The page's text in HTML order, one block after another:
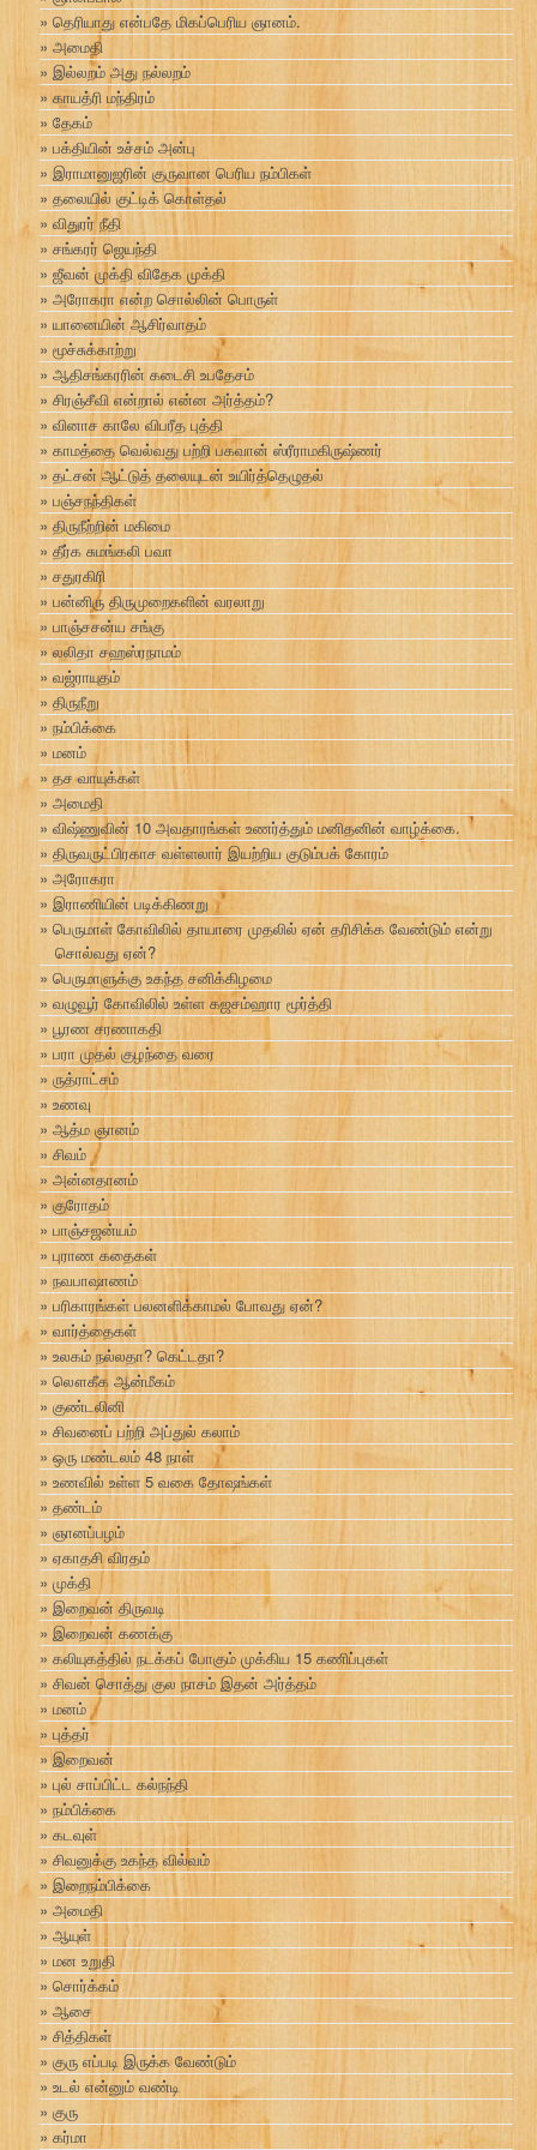
தெரியாது என்பதே மிகப்பெரிய ஞானம்.
அமைதி
இல்லறம் அது நல்லறம்
காயத்ரி மந்திரம்
தேகம்
பக்தியின் உச்சம் அன்பு
இராமானுஜரின் குருவான பெரிய நம்பிகள்
தலையில் குட்டிக் கொள்தல்
விதுரர் நீதி
சங்கரர் ஜெயந்தி
ஜீவன் முக்தி விதேக முக்தி
அரோகரா என்ற சொல்லின் பொருள்
யானையின் ஆசிர்வாதம்
மூச்சுக்காற்று
ஆதிசங்கரரின் கடைசி உபதேசம்
சிரஞ்சீவி என்றால் என்ன அர்த்தம்?
வினாச காலே விபரீத புத்தி
காமத்தை வெல்வது பற்றி பகவான் ஸ்ரீராமகிருஷ்ணர்
தட்சன் ஆட்டுத் தலையுடன் உயிர்த்தெழுதல்
பஞ்சநந்திகள்
திருநீற்றின் மகிமை
தீர்க சுமங்கலி பவா
சதுரகிரி
பன்னிரு திருமுறைகளின் வரலாறு
பாஞ்சசன்ய சங்கு
லலிதா சஹஸ்ரநாமம்
வஜ்ராயுதம்
திருநீறு
நம்பிக்கை
மனம்
தச வாயுக்கள்
அமைதி
விஷ்ணுவின் 10 அவதாரங்கள் உணர்த்தும் மனிதனின் வாழ்க்கை.
திருவருட்பிரகாச வள்ளலார் இயற்றிய குடும்பக் கோரம்
அரோகரா
இராணியின் படிக்கிணறு
பெருமாள் கோவிலில் தாயாரை முதலில் ஏன் தரிசிக்க வேண்டும் என்று
சொல்வது ஏன்?
பெருமாளுக்கு உகந்த சனிக்கிழமை
வழுவூர் கோவிலில் உள்ள கஜசம்ஹார மூர்த்தி
பூரண சரணாகதி
பரா முதல் குழந்தை வரை
ருத்ராட்சம்
உணவு
ஆத்ம ஞானம்
சிவம்
அன்னதானம்
குரோதம்
பாஞ்சஜன்யம்
புராண கதைகள்
நவபாஷாணம்
பரிகாரங்கள் பலனளிக்காமல் போவது ஏன்?
வார்த்தைகள்
உலகம் நல்லதா? கெட்டதா?
லௌகீக ஆன்மீகம்
குண்டலினி
சிவனைப் பற்றி அப்துல் கலாம்
ஒரு மண்டலம் 48 நாள்
உணவில் உள்ள 5 வகை தோஷங்கள்
தண்டம்
ஞானப்பழம்
ஏகாதசி விரதம்
முக்தி
இறைவன் திருவடி
இறைவன் கணக்கு
கலியுகத்தில் நடக்கப் போகும் முக்கிய 15 கணிப்புகள்
சிவன் சொத்து குல நாசம் இதன் அர்த்தம்
மனம்
புத்தர்
இறைவன்
புல் சாப்பிட்ட கல்நந்தி
நம்பிக்கை
கடவுள்
சிவனுக்கு உகந்த வில்வம்
இறைநம்பிக்கை
அமைதி
ஆயுள்
மன உறுதி
சொர்க்கம்
ஆசை
சித்திகள்
குரு எப்படி இருக்க வேண்டும்
உடல் என்னும் வண்டி
குரு
கர்மா